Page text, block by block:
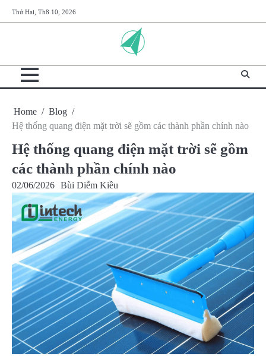
to
Thứ Hai, Th8 10, 2026
Home
Blog
Hệ thống quang điện mặt trời sẽ gồm các thành phần chính nào
Hệ thống quang điện mặt trời sẽ gồm
các thành phần chính nào
02/06/2026 Bùi Diễm Kiều